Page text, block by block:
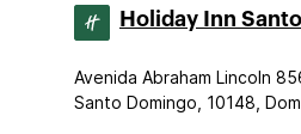
Holiday Inn
Avenida Abraham Lincoln
Santo Domingo, 10148,